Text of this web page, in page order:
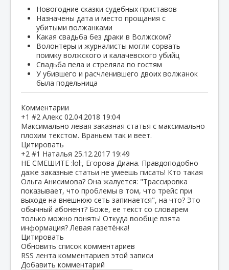
Новогодние сказки судебных приставов
Назначены дата и место прощания с
убитыми волжанками
Какая свадьба без драки в Волжском?
Волонтеры и журналисты могли сорвать
поимку волжского и калачевского убийц
Свадьба пела и стреляла по гостям
У убившего и расчленившего двоих волжанок
была подельница
Комментарии
+1 #2 Алекс 02.04.2018 19:04
Максимально левая заказная статья с максимально
плохим текстом. Враньем так и веет.
Цитировать
+2 #1 Наталья 25.12.2017 19:49
НЕ СМЕШИТЕ :lol:, Егорова Диана. Правдоподобно
даже заказные статьи не умеешь писать! Кто такая
Ольга Анисимова? Она жалуется: "Трассировка
показывает, что проблемы в том, что трейс при
выходе на внешнюю сеть запинается", на что? Это
обычный абонент? Боже, ее текст со словарем
только можно понять! Откуда вообще взята
информация? Левая газетёнка!
Цитировать
Обновить список комментариев
RSS лента комментариев этой записи
Добавить комментарий